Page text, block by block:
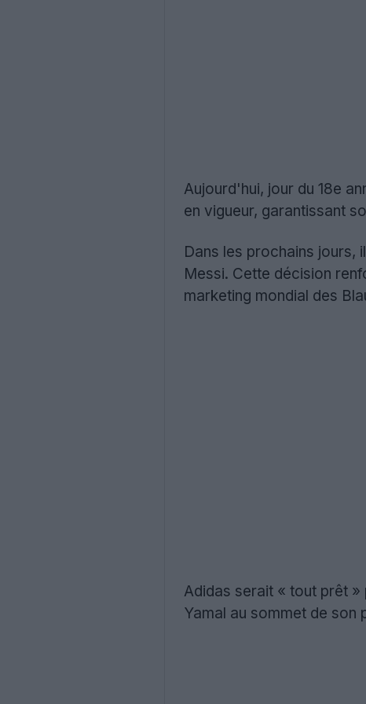
Aujourd'hui, jour du 18e
en vigueur, garantissant
Dans les prochains jours,
Messi. Cette décision
marketing mondial des
Adidas serait « tout prêt
Yamal au sommet de son